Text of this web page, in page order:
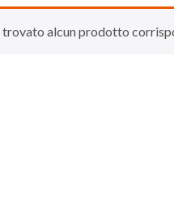
alcun prodotto